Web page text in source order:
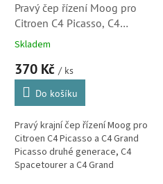
Pravý čep řízení Moog pro
Citroen C4 Picasso, C4
Spacetourer , Berlingo a C4
Skladem
370 Kč / ks
Do košíku
Pravý krajní čep řízení Moog pro
Citroen C4 Picasso a C4 Grand
Picasso druhé generace, C4
Spacetourer a C4 Grand